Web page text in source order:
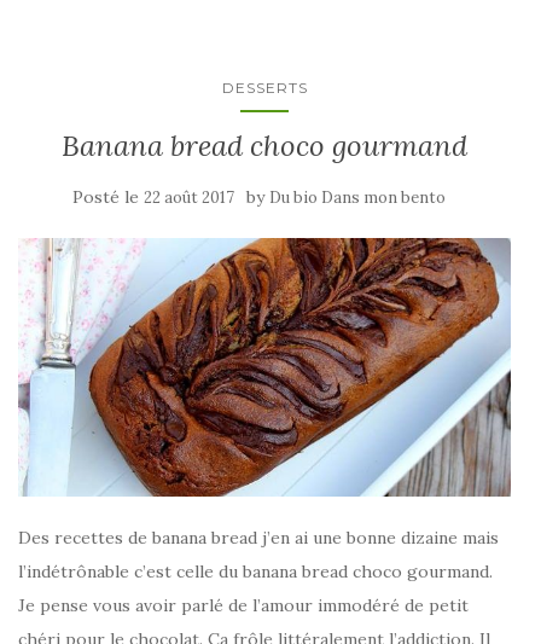
DESSERTS
Banana bread choco gourmand
Posté le 22 août 2017 by Du bio Dans mon bento
Des recettes de banana bread j’en ai une bonne dizaine mais
l’indétrônable c’est celle du banana bread choco gourmand.
Je pense vous avoir parlé de l’amour immodéré de petit
chéri pour le chocolat. Ça frôle littéralement l’addiction. Il